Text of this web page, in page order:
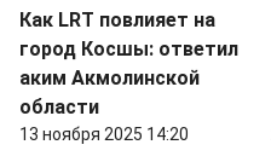
Как LRT повлияет на
город Косшы: ответил
аким Акмолинской
области
13 ноября 2025 14:20